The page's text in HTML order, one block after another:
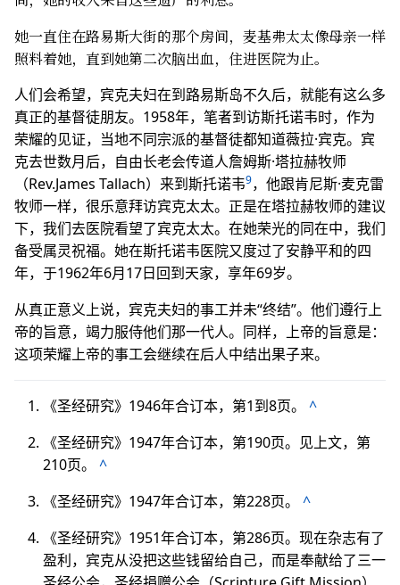
她一直住在路易斯大街的那个房间，麦基弗太太像母亲一样
照料着她，直到她第二次脑出血，住进医院为止。
人们会希望，宾克夫妇在到路易斯岛不久后，就能有这么多
真正的基督徒朋友。1958年，笔者到访斯托诺韦时，作为
荣耀的见证，当地不同宗派的基督徒都知道薇拉·宾克。宾
克去世数月后，自由长老会传道人詹姆斯·塔拉赫牧师
（Rev.James Tallach）来到斯托诺韦9，他跟肯尼斯·麦克雷
牧师一样，很乐意拜访宾克太太。正是在塔拉赫牧师的建议
下，我们去医院看望了宾克太太。在她荣光的同在中，我们
备受属灵祝福。她在斯托诺韦医院又度过了安静平和的四
年，于1962年6月17日回到天家，享年69岁。
从真正意义上说，宾克夫妇的事工并未“终结”。他们遵行上
帝的旨意，竭力服侍他们那一代人。同样，上帝的旨意是：
这项荣耀上帝的事工会继续在后人中结出果子来。
《圣经研究》1946年合订本，第1到8页。 ^
《圣经研究》1947年合订本，第190页。见上文，第
210页。 ^
《圣经研究》1947年合订本，第228页。 ^
《圣经研究》1951年合订本，第286页。现在杂志有了
盈利，宾克从没把这些钱留给自己，而是奉献给了三一